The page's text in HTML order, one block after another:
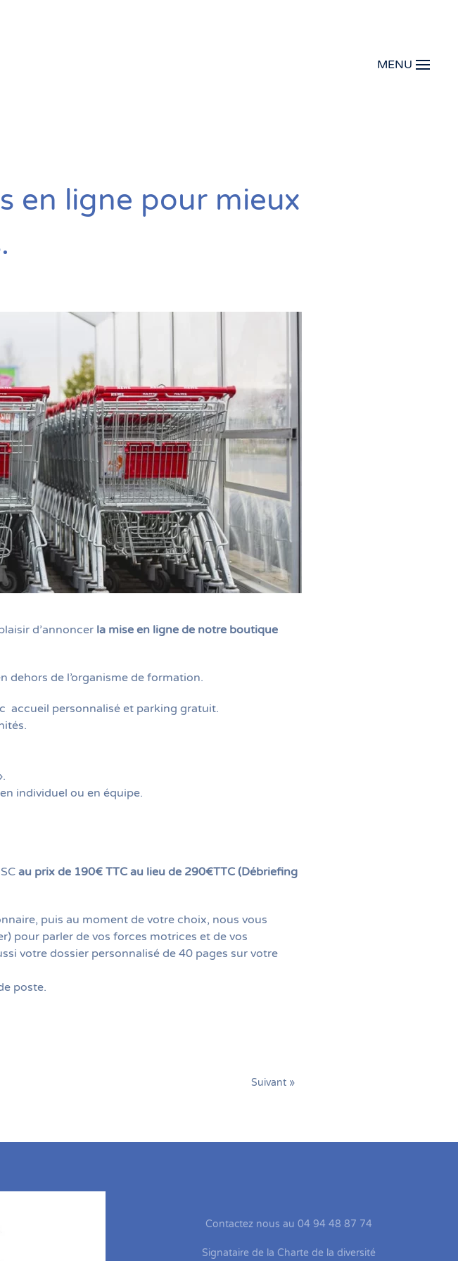
MENU
en ligne pour mieux
d’annoncer la mise en ligne de notre boutique
dehors de l’organisme de formation.
accueil personnalisé et parking gratuit.
individuel ou en équipe.
au prix de 190€ TTC au lieu de 290€TTC (Débriefing
puis au moment de votre choix, nous vous
pour parler de vos forces motrices et de vos
votre dossier personnalisé de 40 pages sur votre
poste.
Suivant »
Contactez nous au 04 94 48 87 74
Signataire de la Charte de la diversité